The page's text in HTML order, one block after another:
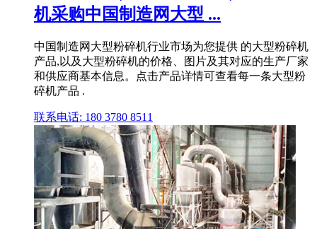
机采购中国制造网大型 ...
中国制造网大型粉碎机行业市场为您提供 的大型粉碎机
产品,以及大型粉碎机的价格、图片及其对应的生产厂家
和供应商基本信息。点击产品详情可查看每一条大型粉
碎机产品 .
联系电话: 180 3780 8511